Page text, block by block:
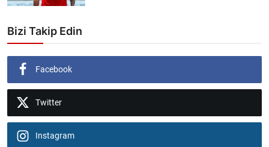
Bizi Takip Edin
Facebook
Twitter
Instagram